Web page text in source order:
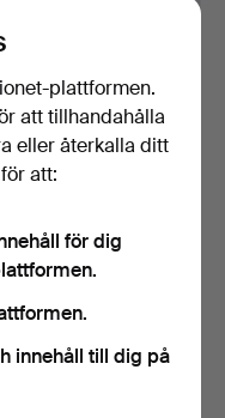
okänd
plattformen.
att tillhandahålla
eller återkalla ditt
att:
för dig
innehåll till dig på